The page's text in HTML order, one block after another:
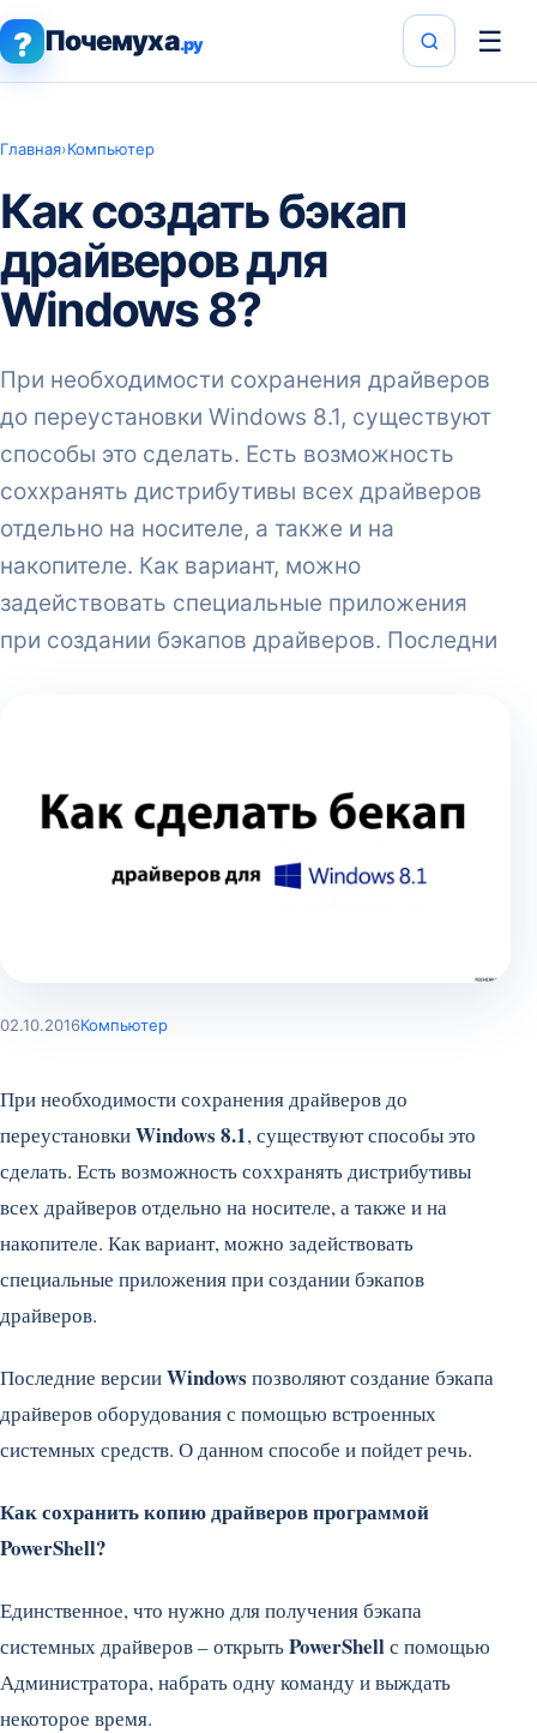
? Почемуха.ру ☰
Главная›Компьютер
Как создать бэкап
драйверов для
Windows 8?
При необходимости сохранения драйверов
до переустановки Windows 8.1, существуют
способы это сделать. Есть возможность
соххранять дистрибутивы всех драйверов
отдельно на носителе, а также и на
накопителе. Как вариант, можно
задействовать специальные приложения
при создании бэкапов драйверов. Последни
02.10.2016Компьютер
При необходимости сохранения драйверов до
переустановкиWindows 8.1, существуют способы это
сделать. Есть возможность соххранять дистрибутивы
всех драйверов отдельно на носителе, а также и на
накопителе. Как вариант, можно задействовать
специальные приложения при создании бэкапов
драйверов.
Последние версииWindows позволяют создание бэкапа
драйверов оборудования с помощью встроенных
системных средств. О данном способе и пойдет речь.
Как сохранить копию драйверов программой
PowerShell?
Единственное, что нужно для получения бэкапа
системных драйверов – открытьPowerShellс помощью
Администратора, набрать одну команду и выждать
некоторое время.